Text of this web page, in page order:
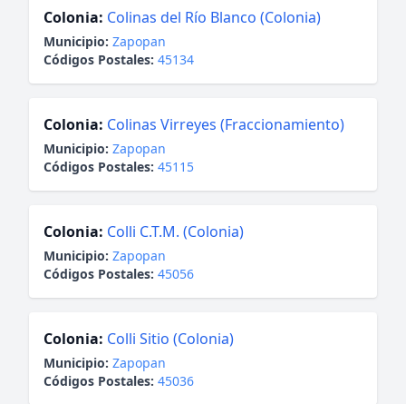
Colonia: Colinas del Río Blanco (Colonia)
Municipio: Zapopan
Códigos Postales: 45134
Colonia: Colinas Virreyes (Fraccionamiento)
Municipio: Zapopan
Códigos Postales: 45115
Colonia: Colli C.T.M. (Colonia)
Municipio: Zapopan
Códigos Postales: 45056
Colonia: Colli Sitio (Colonia)
Municipio: Zapopan
Códigos Postales: 45036